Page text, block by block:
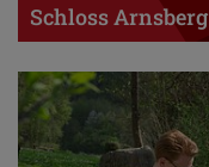
Schloss Arnsberg